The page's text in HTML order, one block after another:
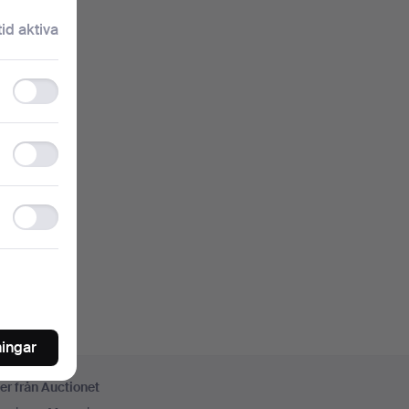
från Auctionet
aktiva
Functionality
storage
Statistics
storage
Ad
storage